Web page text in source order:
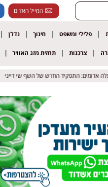
המייל האדום
פלילי ומשפט חינוך נדלן
צרכנות תחזית מזג האוויר
התפקיד החדש של השף שי דייני
התפקיד החדש של השף שי דייני